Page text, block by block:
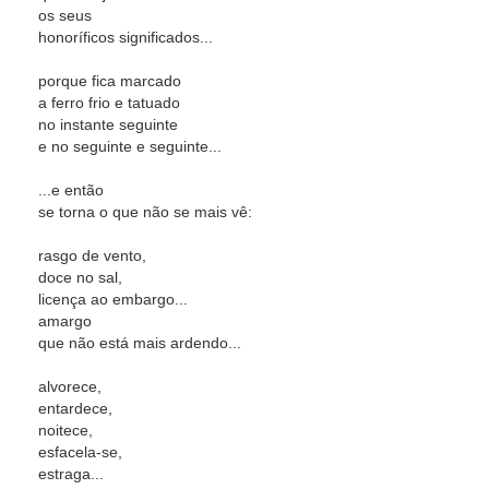
os seus
honoríficos significados...
porque fica marcado
a ferro frio e tatuado
no instante seguinte
e no seguinte e seguinte...
...e então
se torna o que não se mais vê:
rasgo de vento,
doce no sal,
licença ao embargo...
amargo
que não está mais ardendo...
alvorece,
entardece,
noitece,
esfacela-se,
estraga...